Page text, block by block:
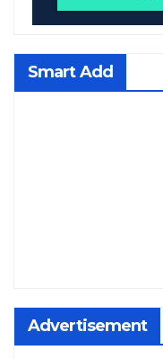
Smart Add
Advertisement